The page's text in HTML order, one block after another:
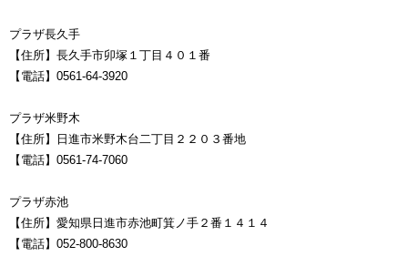
プラザ長久手
【住所】長久手市卯塚１丁目４０１番
【電話】0561-64-3920
プラザ米野木
【住所】日進市米野木台二丁目２２０３番地
【電話】0561-74-7060
プラザ赤池
【住所】愛知県日進市赤池町箕ノ手２番１４１４
【電話】052-800-8630